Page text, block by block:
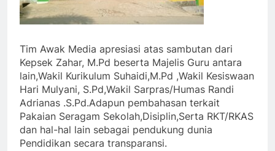
Tim Awak Media apresiasi atas sambutan dari
Kepsek Zahar, M.Pd beserta Majelis Guru antara
lain,Wakil Kurikulum Suhaidi,M.Pd ,Wakil Kesiswaan
Hari Mulyani, S.Pd,Wakil Sarpras/Humas Randi
Adrianas .S.Pd.Adapun pembahasan terkait
Pakaian Seragam Sekolah,Disiplin,Serta RKT/RKAS
dan hal-hal lain sebagai pendukung dunia
Pendidikan secara transparansi.